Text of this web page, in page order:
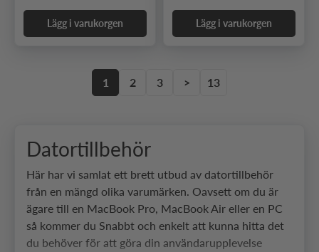
Lägg i varukorgen Lägg i varukorgen
1 2 3 > 13
Datortillbehör
Här har vi samlat ett brett utbud av datortillbehör
från en mängd olika varumärken. Oavsett om du är
ägare till en MacBook Pro, MacBook Air eller en PC
så kommer du Snabbt och enkelt att kunna hitta det
du behöver för att göra din användarupplevelse